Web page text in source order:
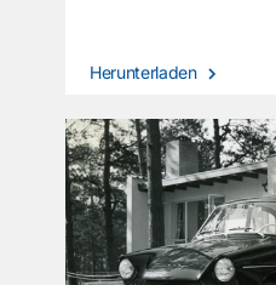
Herunterladen